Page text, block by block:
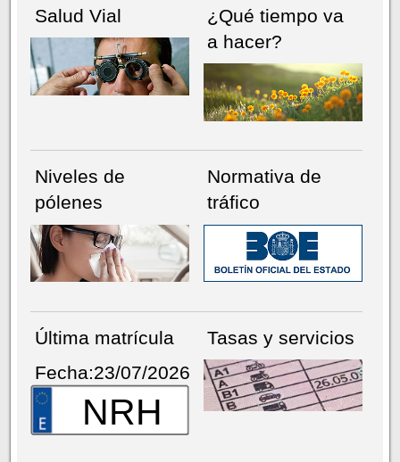
Salud Vial
¿Qué tiempo va
a hacer?
Niveles de
pólenes
Normativa de
tráfico
Última matrícula
Fecha:23/07/2026
NRH
Tasas y servicios